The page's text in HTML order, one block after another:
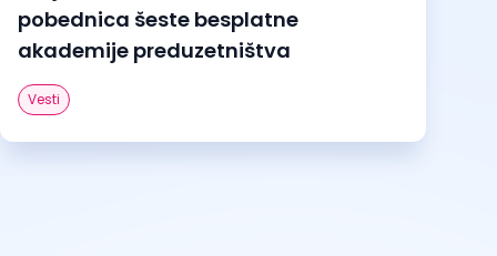
pobednica šeste besplatne
akademije preduzetništva
Vesti